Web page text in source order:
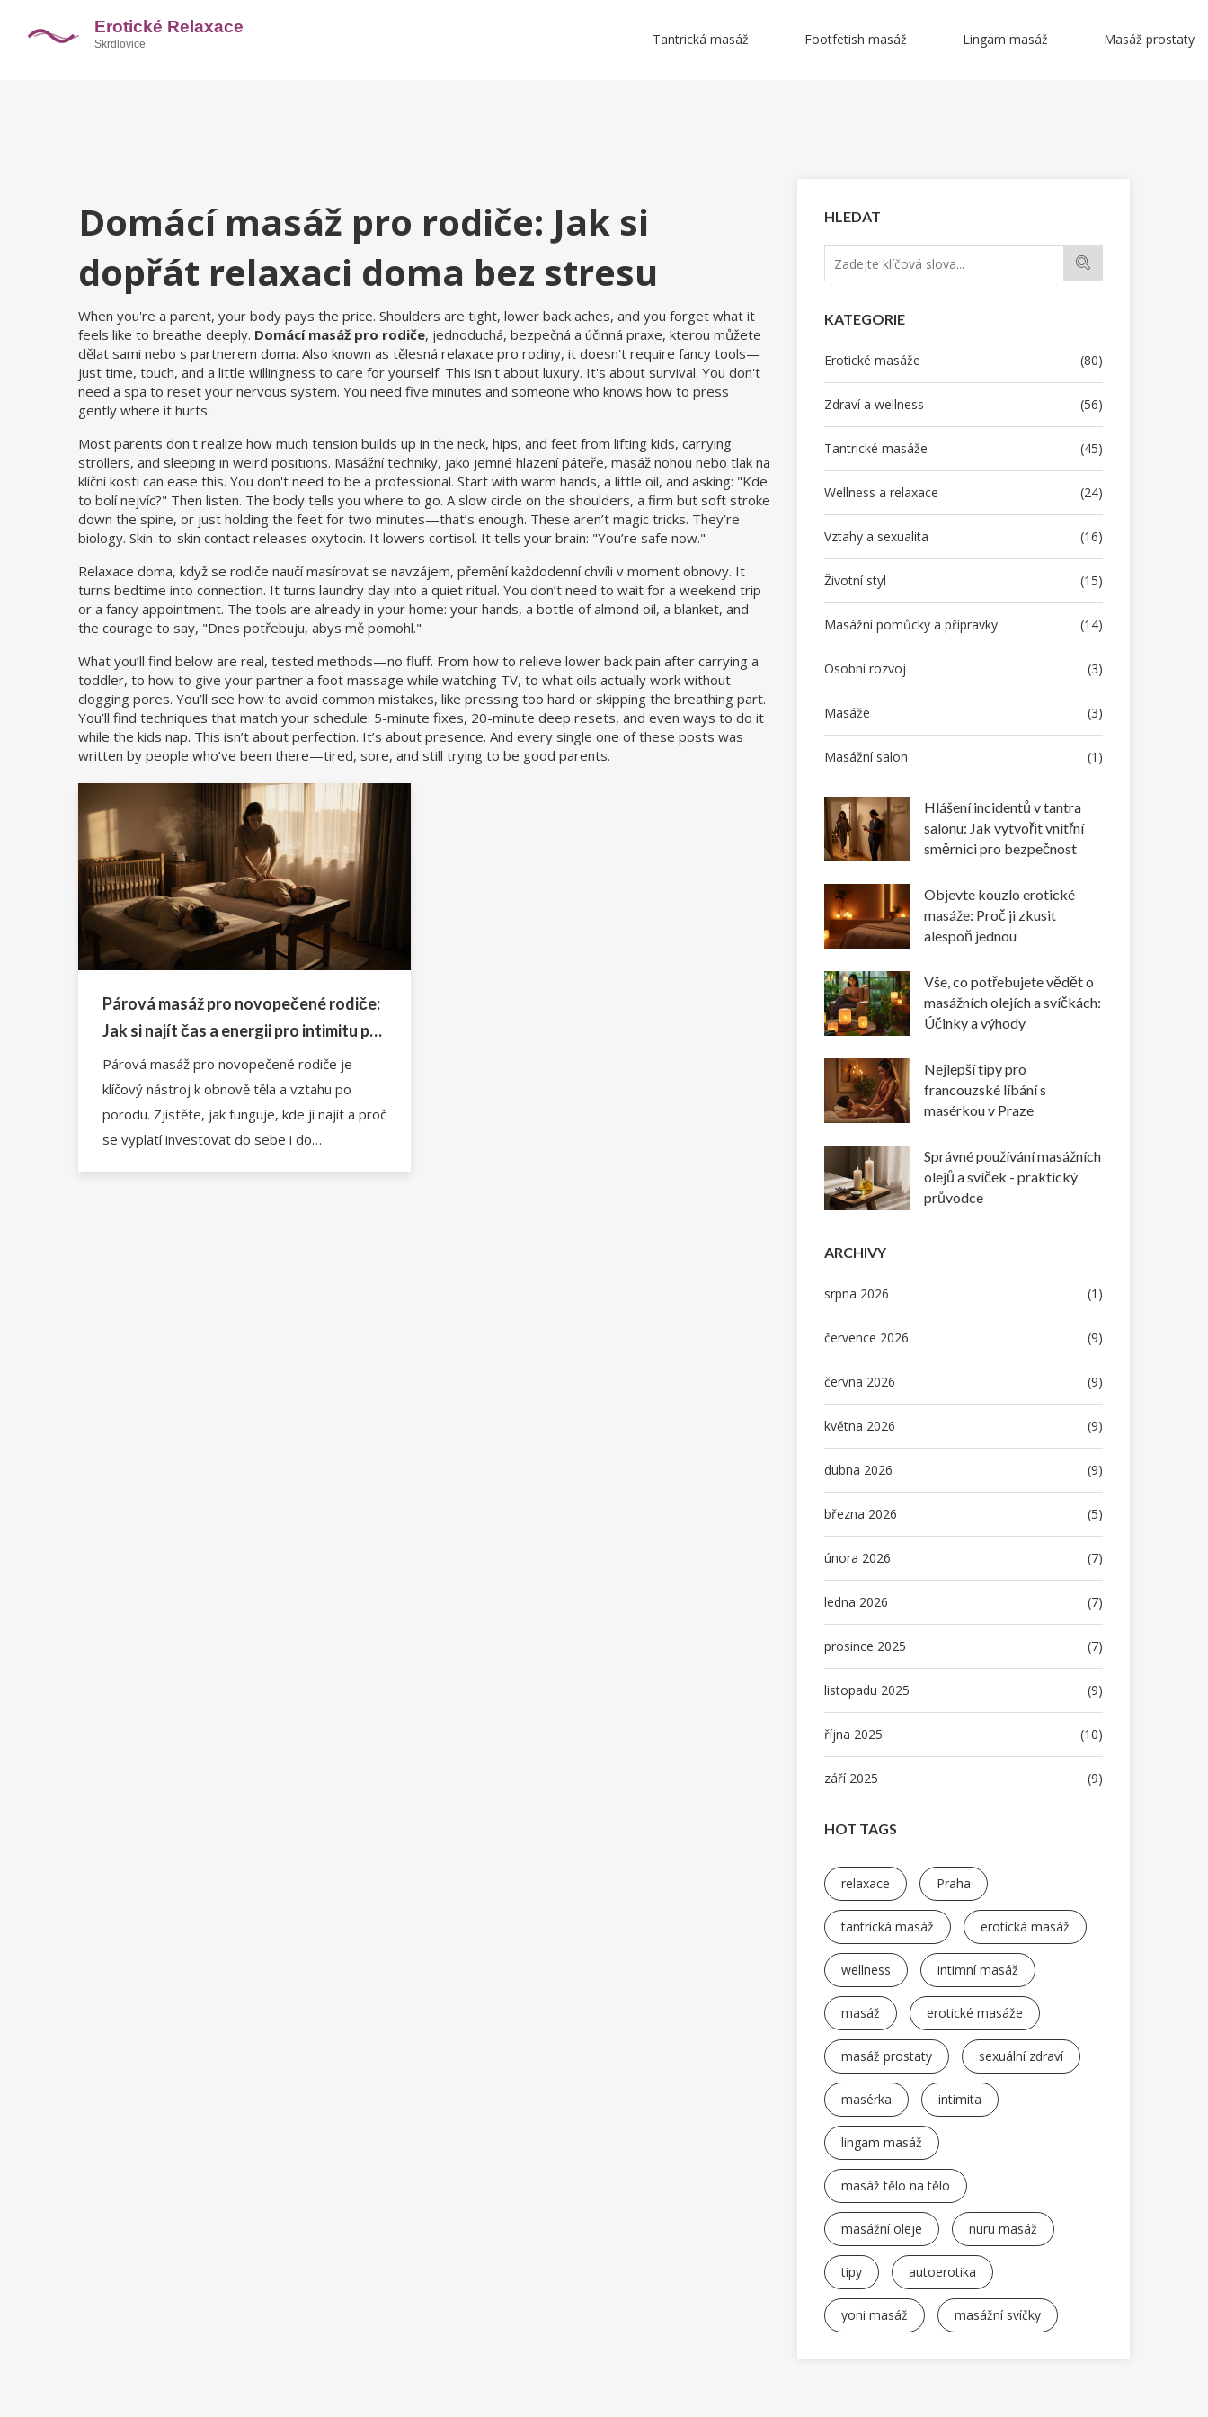
Tantrická masáž Footfetish masáž Lingam masáž Masáž prostaty
HLEDAT
KATEGORIE
Erotické masáže (80)
Zdraví a wellness (56)
Tantrické masáže (45)
Wellness a relaxace (24)
Vztahy a sexualita (16)
Životní styl (15)
Masážní pomůcky a přípravky (14)
Osobní rozvoj (3)
Masáže (3)
Masážní salon (1)
Hlášení incidentů v tantra
salonu: Jak vytvořit vnitřní
směrnici pro bezpečnost
Objevte kouzlo erotické
masáže: Proč ji zkusit
alespoň jednou
Vše, co potřebujete vědět o
masážních olejích a svíčkách:
Účinky a výhody
Nejlepší tipy pro
francouzské líbání s
masérkou v Praze
Správné používání masážních
olejů a svíček - praktický
průvodce
ARCHIVY
srpna 2026 (1)
července 2026 (9)
června 2026 (9)
května 2026 (9)
dubna 2026 (9)
března 2026 (5)
února 2026 (7)
ledna 2026 (7)
prosince 2025 (7)
listopadu 2025 (9)
října 2025 (10)
září 2025 (9)
HOT TAGS
relaxace Praha
tantrická masáž erotická masáž
wellness intimní masáž
masáž erotické masáže
masáž prostaty sexuální zdraví
masérka intimita
lingam masáž
masáž tělo na tělo
masážní oleje nuru masáž
tipy autoerotika
yoni masáž masážní svíčky
Domácí masáž pro rodiče: Jak si
dopřát relaxaci doma bez stresu
When you're a parent, your body pays the price. Shoulders are tight, lower back aches, and you forget what it
feels like to breathe deeply. Domácí masáž pro rodiče, jednoduchá, bezpečná a účinná praxe, kterou můžete
dělat sami nebo s partnerem doma. Also known as tělesná relaxace pro rodiny, it doesn't require fancy tools—
just time, touch, and a little willingness to care for yourself. This isn't about luxury. It's about survival. You don't
need a spa to reset your nervous system. You need five minutes and someone who knows how to press
gently where it hurts.
Most parents don't realize how much tension builds up in the neck, hips, and feet from lifting kids, carrying
strollers, and sleeping in weird positions. Masážní techniky, jako jemné hlazení páteře, masáž nohou nebo tlak na
klíční kosti can ease this. You don't need to be a professional. Start with warm hands, a little oil, and asking: "Kde
to bolí nejvíc?" Then listen. The body tells you where to go. A slow circle on the shoulders, a firm but soft stroke
down the spine, or just holding the feet for two minutes—that’s enough. These aren’t magic tricks. They’re
biology. Skin-to-skin contact releases oxytocin. It lowers cortisol. It tells your brain: "You’re safe now."
Relaxace doma, když se rodiče naučí masírovat se navzájem, přemění každodenní chvíli v moment obnovy. It
turns bedtime into connection. It turns laundry day into a quiet ritual. You don’t need to wait for a weekend trip
or a fancy appointment. The tools are already in your home: your hands, a bottle of almond oil, a blanket, and
the courage to say, "Dnes potřebuju, abys mě pomohl."
What you’ll find below are real, tested methods—no fluff. From how to relieve lower back pain after carrying a
toddler, to how to give your partner a foot massage while watching TV, to what oils actually work without
clogging pores. You’ll see how to avoid common mistakes, like pressing too hard or skipping the breathing part.
You’ll find techniques that match your schedule: 5-minute fixes, 20-minute deep resets, and even ways to do it
while the kids nap. This isn’t about perfection. It’s about presence. And every single one of these posts was
written by people who’ve been there—tired, sore, and still trying to be good parents.
Párová masáž pro novopečené rodiče:
Jak si najít čas a energii pro intimitu po
porodu
Párová masáž pro novopečené rodiče je
klíčový nástroj k obnově těla a vztahu po
porodu. Zjistěte, jak funguje, kde ji najít a proč
se vyplatí investovat do sebe i do